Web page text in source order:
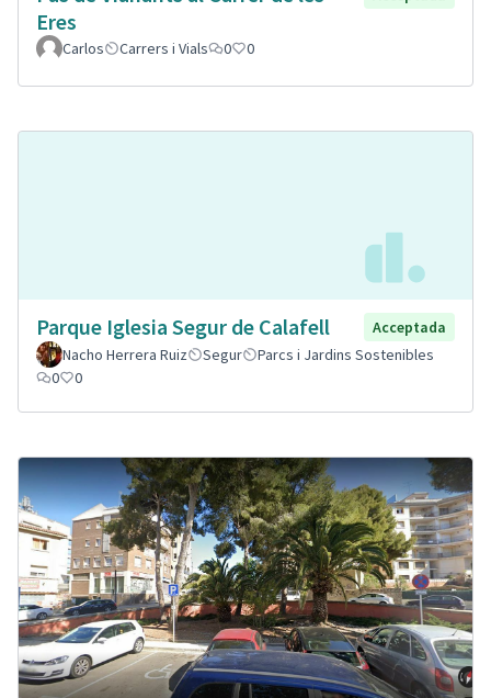
Eres
Carlos Carrers i Vials 0 0
Parque Iglesia Segur de Calafell
Acceptada
Nacho Herrera Ruiz
Segur
Parcs i Jardins Sostenibles
0
0